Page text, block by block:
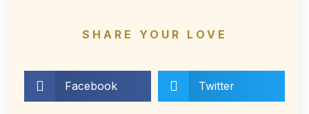
SHARE YOUR LOVE
Facebook Twitter